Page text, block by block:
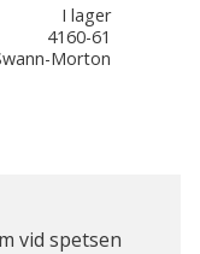
I lager
4160-61
Morton
vid spetsen